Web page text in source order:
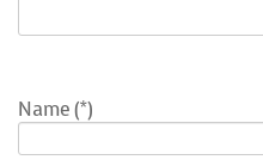
Name(*)